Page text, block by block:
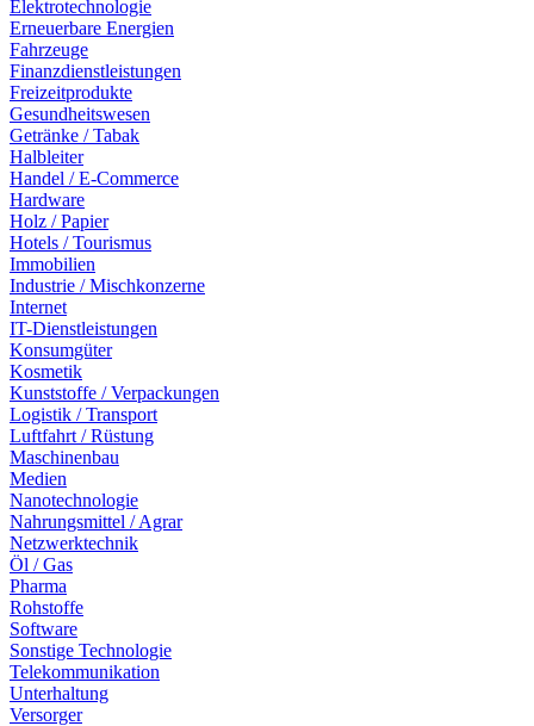
Elektrotechnologie
Erneuerbare Energien
Fahrzeuge
Finanzdienstleistungen
Freizeitprodukte
Gesundheitswesen
Getränke / Tabak
Halbleiter
Handel / E-Commerce
Hardware
Holz / Papier
Hotels / Tourismus
Immobilien
Industrie / Mischkonzerne
Internet
IT-Dienstleistungen
Konsumgüter
Kosmetik
Kunststoffe / Verpackungen
Logistik / Transport
Luftfahrt / Rüstung
Maschinenbau
Medien
Nanotechnologie
Nahrungsmittel / Agrar
Netzwerktechnik
Öl / Gas
Pharma
Rohstoffe
Software
Sonstige Technologie
Telekommunikation
Unterhaltung
Versorger